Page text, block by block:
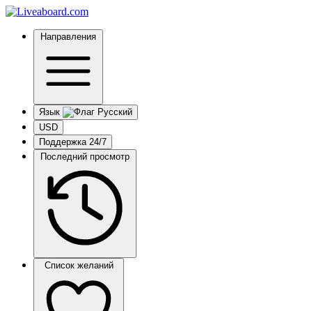
Направления
Язык
USD
Поддержка 24/7
Последний просмотр
Список желаний